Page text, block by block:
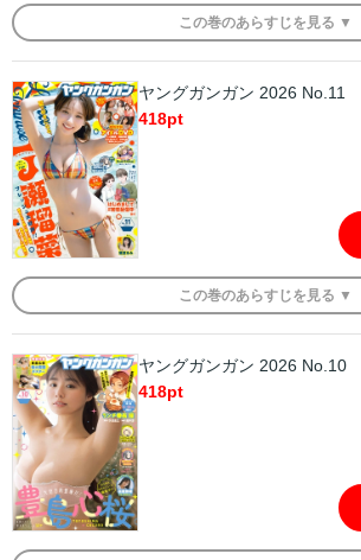
この巻のあらすじを 見る ▼
ヤングガンガン 2026 No.11
418pt
この巻のあらすじを 見る ▼
ヤングガンガン 2026 No.10
418pt